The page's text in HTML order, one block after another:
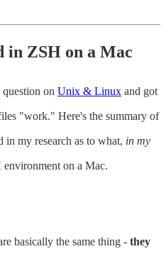
in ZSH on a Mac
on Unix & Linux and got
"work." Here's the summary of
in my research as to what, in my
environment on a Mac.
basically the same thing - they